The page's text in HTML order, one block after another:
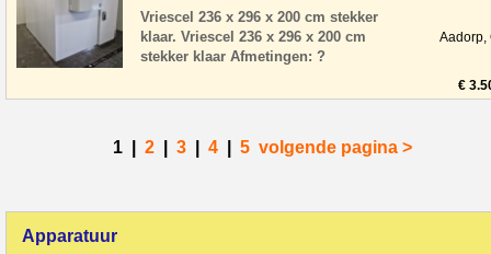
Vriescel 236 x 296 x 200 cm stekker
klaar. Vriescel 236 x 296 x 200 cm
stekker klaar Afmetingen: ?
Hoogte: 200 cm ?
Aadorp,
€
1 2 3 4 5 volgende pagina >
Apparatuur